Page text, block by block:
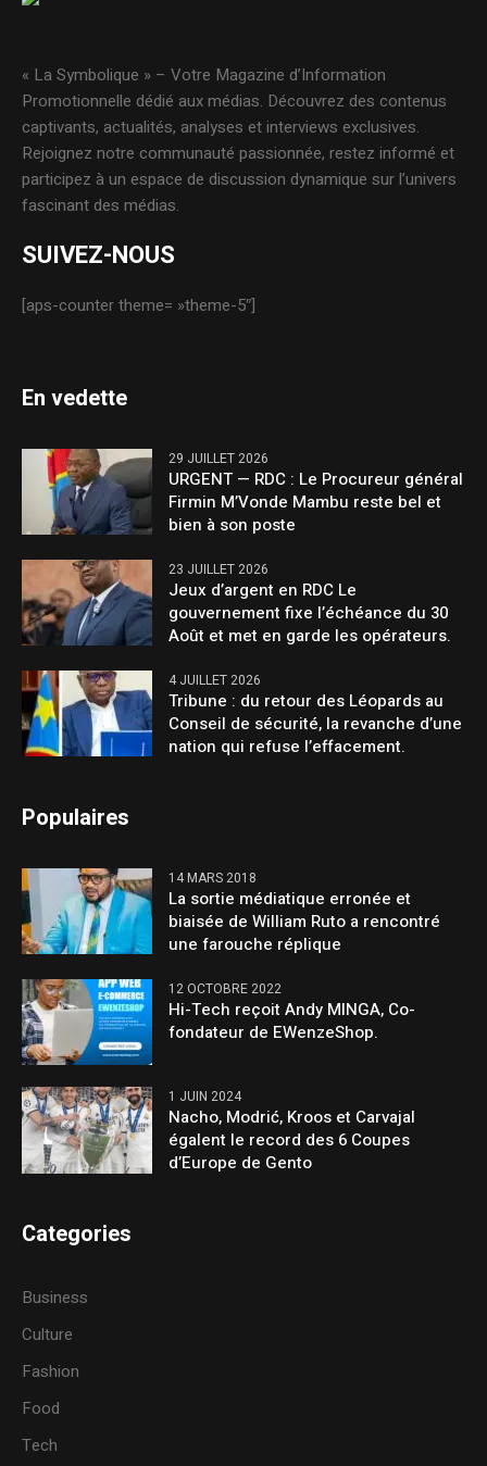
« La Symbolique » – Votre Magazine d’Information
Promotionnelle dédié aux médias. Découvrez des contenus
captivants, actualités, analyses et interviews exclusives.
Rejoignez notre communauté passionnée, restez informé et
participez à un espace de discussion dynamique sur l’univers
fascinant des médias.
SUIVEZ-NOUS
[aps-counter theme= »theme-5″]
En vedette
29 JUILLET 2026
URGENT — RDC : Le Procureur général
Firmin M’Vonde Mambu reste bel et
bien à son poste
23 JUILLET 2026
Jeux d’argent en RDC Le
gouvernement fixe l’échéance du 30
Août et met en garde les opérateurs.
4 JUILLET 2026
Tribune : du retour des Léopards au
Conseil de sécurité, la revanche d’une
nation qui refuse l’effacement.
Populaires
14 MARS 2018
La sortie médiatique erronée et
biaisée de William Ruto a rencontré
une farouche réplique
12 OCTOBRE 2022
Hi-Tech reçoit Andy MINGA, Co-
fondateur de EWenzeShop.
1 JUIN 2024
Nacho, Modrić, Kroos et Carvajal
égalent le record des 6 Coupes
d’Europe de Gento
Categories
Business
Culture
Fashion
Food
Tech